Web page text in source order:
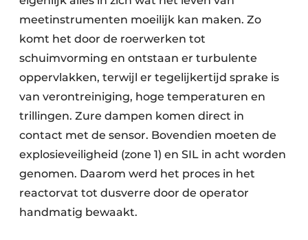
meetinstrumenten moeilijk kan maken. Zo
komt het door de roerwerken tot
schuimvorming en ontstaan er turbulente
oppervlakken, terwijl er tegelijkertijd sprake is
van verontreiniging, hoge temperaturen en
trillingen. Zure dampen komen direct in
contact met de sensor. Bovendien moeten de
explosieveiligheid (zone 1) en SIL in acht worden
genomen. Daarom werd het proces in het
reactorvat tot dusverre door de operator
handmatig bewaakt.